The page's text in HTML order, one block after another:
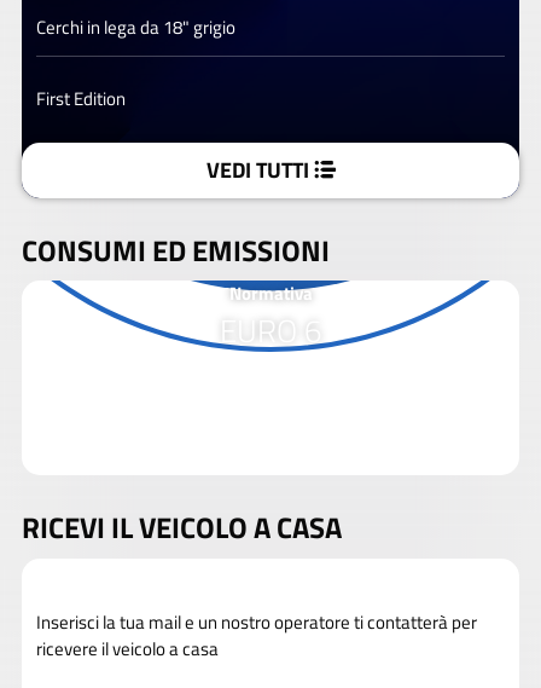
Cerchi in lega da 18" grigio
First Edition
VEDI TUTTI
CONSUMI ED EMISSIONI
Normativa
EURO 6
RICEVI IL VEICOLO A CASA
Inserisci la tua mail e un nostro operatore ti contatterà per
ricevere il veicolo a casa